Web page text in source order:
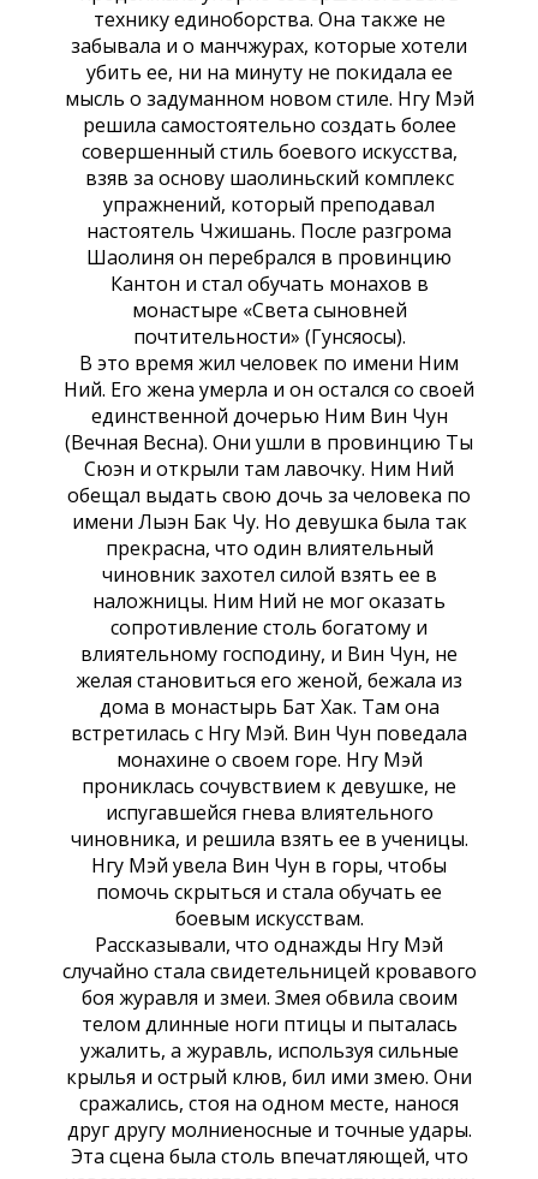
технику единоборства. Она также не
забывала и о манчжурах, которые хотели
убить ее, ни на минуту не покидала ее
мысль о задуманном новом стиле. Нгу Мэй
решила самостоятельно создать более
совершенный стиль боевого искусства,
взяв за основу шаолиньский комплекс
упражнений, который преподавал
настоятель Чжишань. После разгрома
Шаолиня он перебрался в провинцию
Кантон и стал обучать монахов в
монастыре «Света сыновней
почтительности» (Гунсяосы).
В это время жил человек по имени Ним
Ний. Его жена умерла и он остался со своей
единственной дочерью Ним Вин Чун
(Вечная Весна). Они ушли в провинцию Ты
Сюэн и открыли там лавочку. Ним Ний
обещал выдать свою дочь за человека по
имени Лыэн Бак Чу. Но девушка была так
прекрасна, что один влиятельный
чиновник захотел силой взять ее в
наложницы. Ним Ний не мог оказать
сопротивление столь богатому и
влиятельному господину, и Вин Чун, не
желая становиться его женой, бежала из
дома в монастырь Бат Хак. Там она
встретилась с Нгу Мэй. Вин Чун поведала
монахине о своем горе. Нгу Мэй
прониклась сочувствием к девушке, не
испугавшейся гнева влиятельного
чиновника, и решила взять ее в ученицы.
Нгу Мэй увела Вин Чун в горы, чтобы
помочь скрыться и стала обучать ее
боевым искусствам.
Рассказывали, что однажды Нгу Мэй
случайно стала свидетельницей кровавого
боя журавля и змеи. Змея обвила своим
телом длинные ноги птицы и пыталась
ужалить, а журавль, используя сильные
крылья и острый клюв, бил ими змею. Они
сражались, стоя на одном месте, нанося
друг другу молниеносные и точные удары.
Эта сцена была столь впечатляющей, что